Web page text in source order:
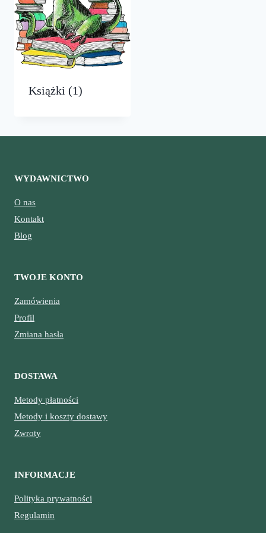
Książki (1)
WYDAWNICTWO
O nas
Kontakt
Blog
TWOJE KONTO
Zamówienia
Profil
Zmiana hasła
DOSTAWA
Metody płatności
Metody i koszty dostawy
Zwroty
INFORMACJE
Polityka prywatności
Regulamin